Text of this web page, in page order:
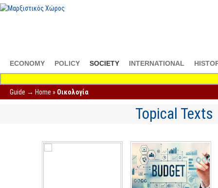
ECONOMY POLICY SOCIETY INTERNATIONAL
Guide → Home » Οικολογία
Topical Texts